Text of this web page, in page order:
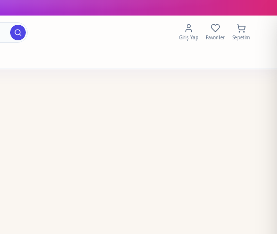
Giriş Yap Favoriler Sepetim